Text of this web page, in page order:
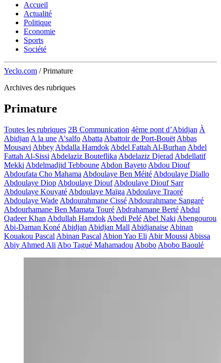
Accueil
Actualité
Politique
Economie
Sports
Société
Yeclo.com / Primature
Archives des rubriques
Primature
Toutes les rubriques 2B Communication 4ème pont d’Abidjan À
Abidjan A la une A'salfo Abatta Abattoir de Port-Bouët Abbas
Mousavi Abbey Abdalla Hamdok Abdel Fattah Al-Burhan Abdel
Fattah Al-Sissi Abdelaziz Bouteflika Abdelaziz Djerad Abdellatif
Mekki Abdelmadjid Tebboune Abdon Bayeto Abdou Diouf
Abdoufata Cho Mahama Abdoulaye Ben Méité Abdoulaye Diallo
Abdoulaye Diop Abdoulaye Diouf Abdoulaye Diouf Sarr
Abdoulaye Kouyaté Abdoulaye Maïga Abdoulaye Traoré
Abdoulaye Wade Abdourahmane Cissé Abdourahmane Sangaré
Abdourhamane Ben Mamata Touré Abdrahamane Berté Abdul
Qadeer Khan Abdullah Hamdok Abedi Pelé Abel Naki Abengourou
Abi-Daman Koné Abidjan Abidjan Mall Abidjanaise Abinan
Kouakou Pascal Abinan Pascal Abion Yao Eli Abir Moussi Abissa
Abiy Ahmed Ali Abo Tagué Mahamadou Abobo Abobo Baoulé